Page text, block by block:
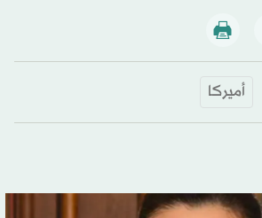
أميركا